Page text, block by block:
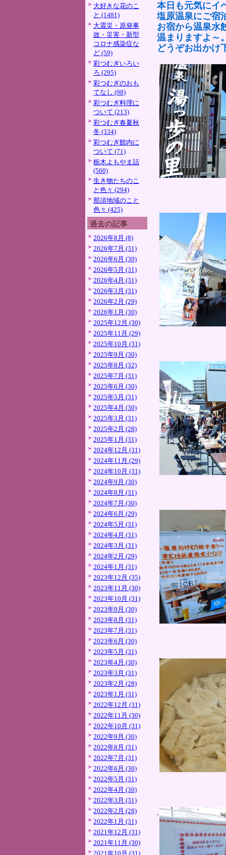
大好きな花のこ
と (1481)
大震災・原発事
故・災害・新型
コロナ感染症な
ど (59)
彩つむぎいろい
ろ (295)
彩つむぎのおも
てなし (98)
彩つむぎ料理に
ついて (213)
彩つむぎ春夏秋
冬 (334)
彩つむぎ館内に
ついて (71)
栃木よもやま話
(560)
生き物たちのこ
と色々 (294)
那須地域のこと
色々 (425)
過去の記事
2026年8月 (8)
2026年7月 (31)
2026年6月 (30)
2026年5月 (31)
2026年4月 (31)
2026年3月 (31)
2026年2月 (29)
2026年1月 (30)
2025年12月 (30)
2025年11月 (29)
2025年10月 (31)
2025年9月 (30)
2025年8月 (32)
2025年7月 (31)
2025年6月 (30)
2025年5月 (31)
2025年4月 (30)
2025年3月 (31)
2025年2月 (28)
2025年1月 (31)
2024年12月 (31)
2024年11月 (29)
2024年10月 (31)
2024年9月 (30)
2024年8月 (31)
2024年7月 (30)
2024年6月 (29)
2024年5月 (31)
2024年4月 (31)
2024年3月 (31)
2024年2月 (29)
2024年1月 (31)
2023年12月 (35)
2023年11月 (30)
2023年10月 (31)
2023年9月 (30)
2023年8月 (31)
2023年7月 (31)
2023年6月 (30)
2023年5月 (31)
2023年4月 (30)
2023年3月 (31)
2023年2月 (28)
2023年1月 (31)
2022年12月 (31)
2022年11月 (30)
2022年10月 (31)
2022年9月 (30)
2022年8月 (31)
2022年7月 (31)
2022年6月 (30)
2022年5月 (31)
2022年4月 (30)
2022年3月 (31)
2022年2月 (28)
2022年1月 (31)
2021年12月 (31)
2021年11月 (30)
2021年10月 (31)
本日も元気にイ
塩原温泉にご宿
お宿から温泉水
温まりますよ～
どうぞお出かけ